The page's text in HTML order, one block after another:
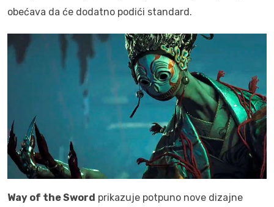
obećava da će dodatno podići standard.
Way of the Sword prikazuje potpuno nove dizajne